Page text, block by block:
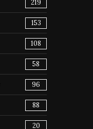
219
153
108
58
96
88
20